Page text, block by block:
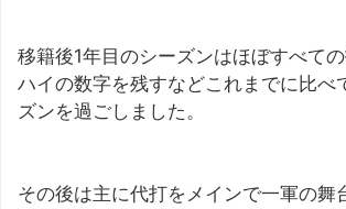
移籍後1年目のシーズンはほぼすべて
ハイの数字を残すなどこれまでに比べ
ズンを過ごしました。
その後は主に代打をメインで一軍の舞